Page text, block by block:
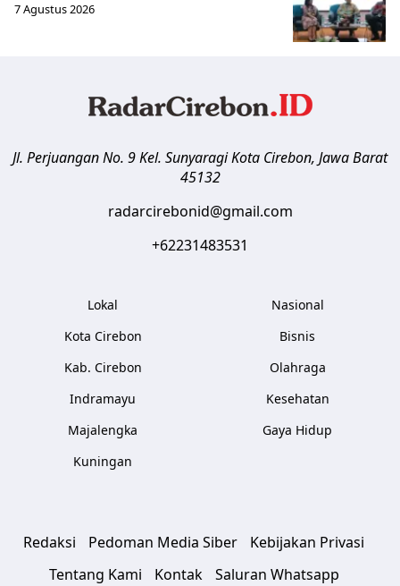
7 Agustus 2026
Jl. Perjuangan No. 9 Kel. SunyaragiKota Cirebon, Jawa Barat
45132
radarcirebonid@gmail.com
+62231483531
Lokal
Kota Cirebon
Kab. Cirebon
Indramayu
Majalengka
Kuningan
Nasional
Bisnis
Olahraga
Kesehatan
Gaya Hidup
Redaksi Pedoman Media Siber
Kebijakan Privasi
Tentang Kami
Kontak Saluran Whatsapp